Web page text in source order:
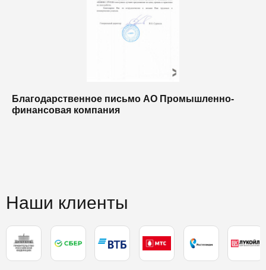
Благодарственное письмо АО Промышленно-
финансовая компания
Наши клиенты